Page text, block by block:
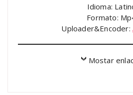
Idioma:
Formato:
Uploader&Encoder:
Mostar